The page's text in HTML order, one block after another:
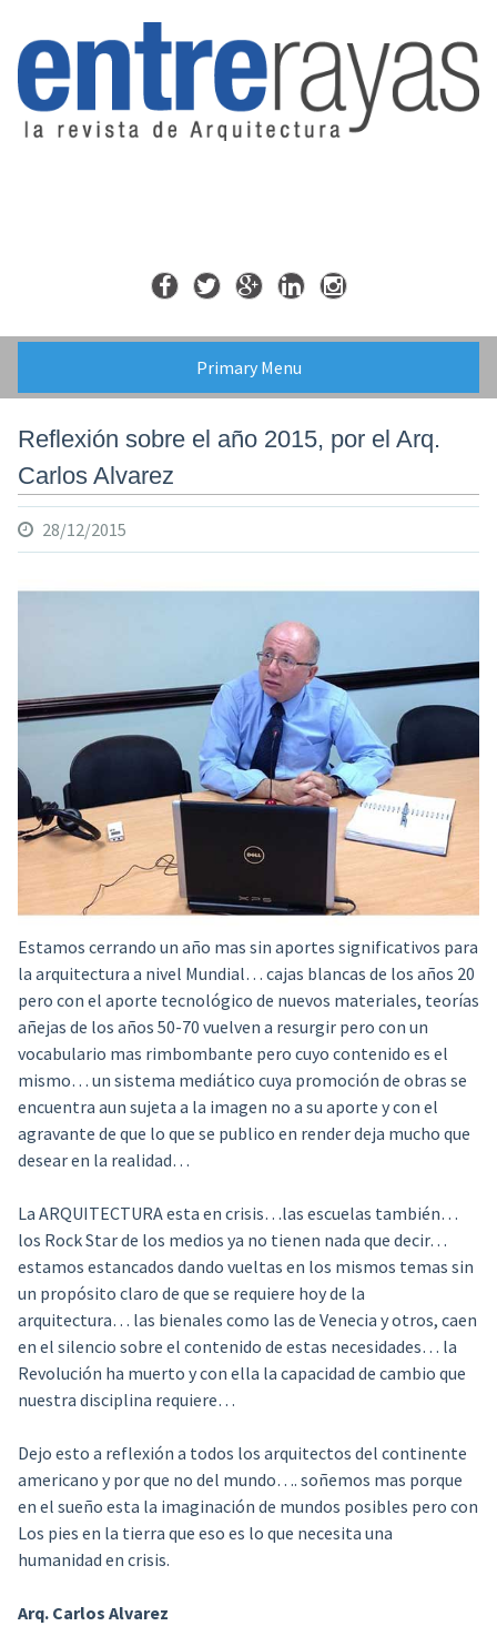
content
Primary Menu
Reflexión sobre el año 2015, por el Arq.
Carlos Alvarez
28/12/2015
Estamos cerrando un año mas sin aportes significativos para
la arquitectura a nivel Mundial… cajas blancas de los años 20
pero con el aporte tecnológico de nuevos materiales, teorías
añejas de los años 50-70 vuelven a resurgir pero con un
vocabulario mas rimbombante pero cuyo contenido es el
mismo… un sistema mediático cuya promoción de obras se
encuentra aun sujeta a la imagen no a su aporte y con el
agravante de que lo que se publico en render deja mucho que
desear en la realidad…
La ARQUITECTURA esta en crisis…las escuelas también…
los Rock Star de los medios ya no tienen nada que decir…
estamos estancados dando vueltas en los mismos temas sin
un propósito claro de que se requiere hoy de la
arquitectura… las bienales como las de Venecia y otros, caen
en el silencio sobre el contenido de estas necesidades… la
Revolución ha muerto y con ella la capacidad de cambio que
nuestra disciplina requiere…
Dejo esto a reflexión a todos los arquitectos del continente
americano y por que no del mundo…. soñemos mas porque
en el sueño esta la imaginación de mundos posibles pero con
Los pies en la tierra que eso es lo que necesita una
humanidad en crisis.
Arq. Carlos Alvarez